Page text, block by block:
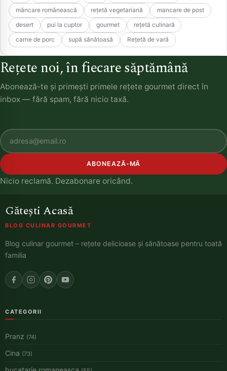
mâncare românească
rețetă vegetariană
mancare de post
desert
pui la cuptor gourmet
rețetă culinară
carne de porc
supă sănătoasă Rețetă de vară
Rețete noi, în fiecare săptămână
Abonează-te și primești primele rețete gourmet direct în
inbox — fără spam, fără nicio taxă.
ABONEAZĂ-MĂ
Nicio reclamă. Dezabonare oricând.
Gătești Acasă
BLOG CULINAR GOURMET
Blog culinar gourmet – rețete delicioase și sănătoase pentru toată
familia
CATEGORII
Pranz (74)
Cina (73)